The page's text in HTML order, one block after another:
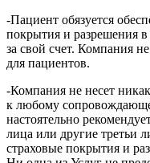
-Пациент обязуется
покрытия и разрешения
за свой счет. Компания
для пациентов.
-Компания не несет
к любому
настоятельно
лица или другие третьи
страховые покрытия и